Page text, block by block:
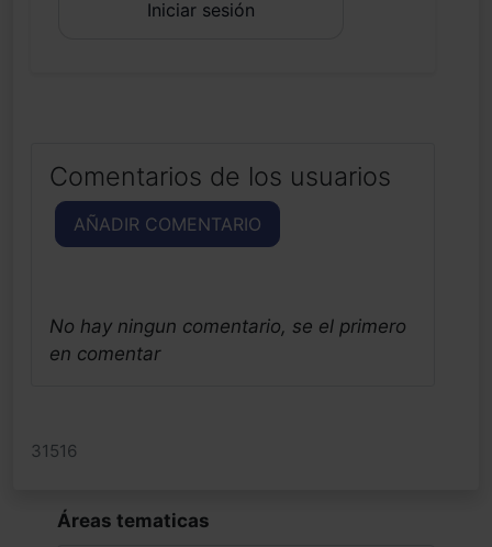
Iniciar sesión
Comentarios de los usuarios
AÑADIR COMENTARIO
No hay ningun comentario, se el primero
en comentar
31516
Áreas tematicas